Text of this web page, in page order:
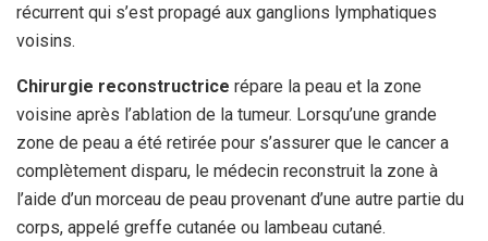
récurrent qui s’est propagé aux ganglions lymphatiques
voisins.
Chirurgie reconstructrice répare la peau et la zone
voisine après l’ablation de la tumeur. Lorsqu’une grande
zone de peau a été retirée pour s’assurer que le cancer a
complètement disparu, le médecin reconstruit la zone à
l’aide d’un morceau de peau provenant d’une autre partie du
corps, appelé greffe cutanée ou lambeau cutané.